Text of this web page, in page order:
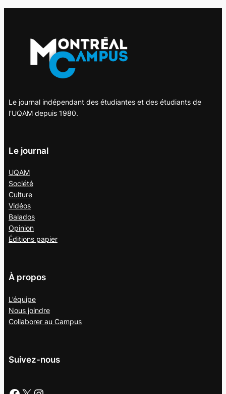
Le journal indépendant des étudiantes et des étudiants de
l'UQAM depuis 1980.
Le journal
UQAM
Société
Culture
Vidéos
Balados
Opinion
Éditions papier
À propos
L’équipe
Nous joindre
Collaborer au Campus
Suivez-nous